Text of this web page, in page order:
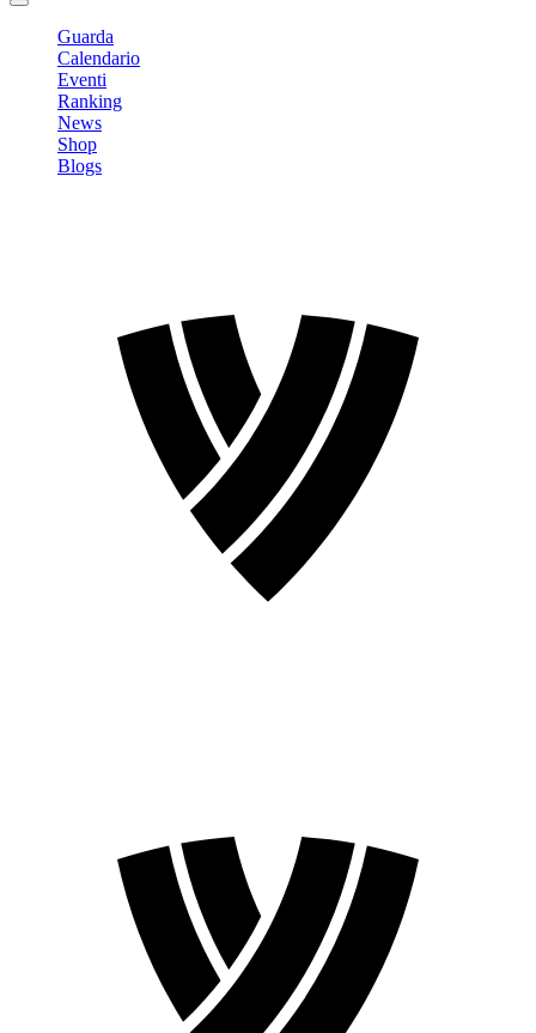
Guarda
Calendario
Eventi
Ranking
News
Shop
Blogs